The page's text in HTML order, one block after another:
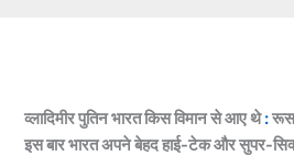
व्लादिमीर पुतिन भारत किस विमान से आए थे:रूस
इस बार भारत अपने बेहद हाई-टेक और सुपर-